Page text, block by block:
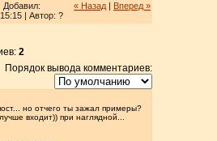
« Назад | Вперед »
| Автор: ?
2
Порядок вывода комментариев:
но отчего ты зажал примеры?
входит)) при наглядной...